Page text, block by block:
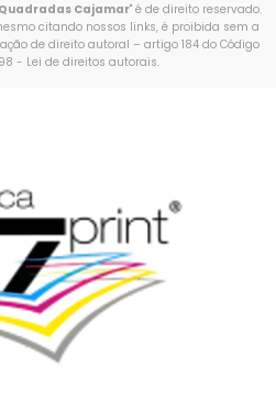
Cajamar" é de direito reservado.
citando nossos links, é proibida sem a
de direito autoral – artigo 184 do Código
- Lei de direitos autorais.